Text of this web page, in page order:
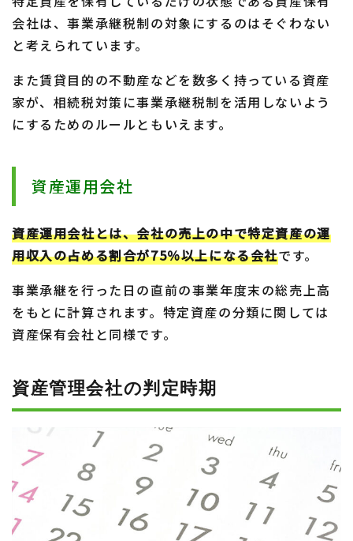
会社は、事業承継税制の対象にするのはそぐわない
と考えられています。
また賃貸目的の不動産などを数多く持っている資産
家が、相続税対策に事業承継税制を活用しないよう
にするためのルールともいえます。
資産運用会社
資産運用会社とは、会社の売上の中で特定資産の運
用収入の占める割合が75％以上になる会社です。
事業承継を行った日の直前の事業年度末の総売上高
をもとに計算されます。特定資産の分類に関しては
資産保有会社と同様です。
資産管理会社の判定時期